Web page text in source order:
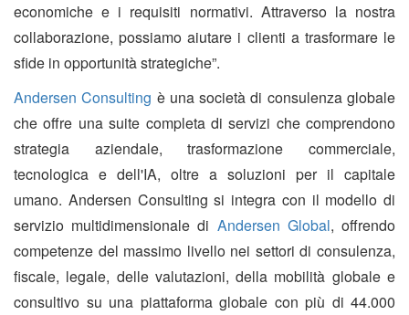
economiche e i requisiti normativi. Attraverso la nostra
collaborazione, possiamo aiutare i clienti a trasformare le
sfide in opportunità strategiche”.
Andersen Consulting è una società di consulenza globale
che offre una suite completa di servizi che comprendono
strategia aziendale, trasformazione commerciale,
tecnologica e dell'IA, oltre a soluzioni per il capitale
umano. Andersen Consulting si integra con il modello di
servizio multidimensionale di Andersen Global, offrendo
competenze del massimo livello nei settori di consulenza,
fiscale, legale, delle valutazioni, della mobilità globale e
consultivo su una piattaforma globale con più di 44.000